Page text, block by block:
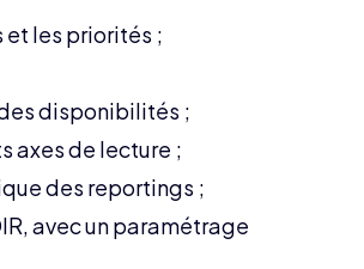
les priorités ;
disponibilités ;
axes de lecture ;
des reportings ;
avec un paramétrage